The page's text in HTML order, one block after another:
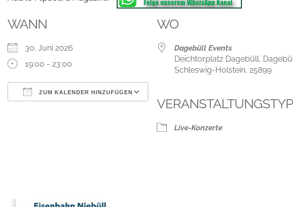
WANN
30. Juni 2026
19:00 - 23:00
ZUM KALENDER HINZUFÜGEN
Outlook Live
WO
Dagebüll Events
Deichtorplatz Dagebüll,
Schleswig-Holstein, 25899
VERANSTALTUNGSTYP
Live-Konzerte